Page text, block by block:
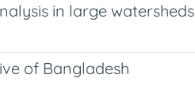
in large watersheds
of Bangladesh